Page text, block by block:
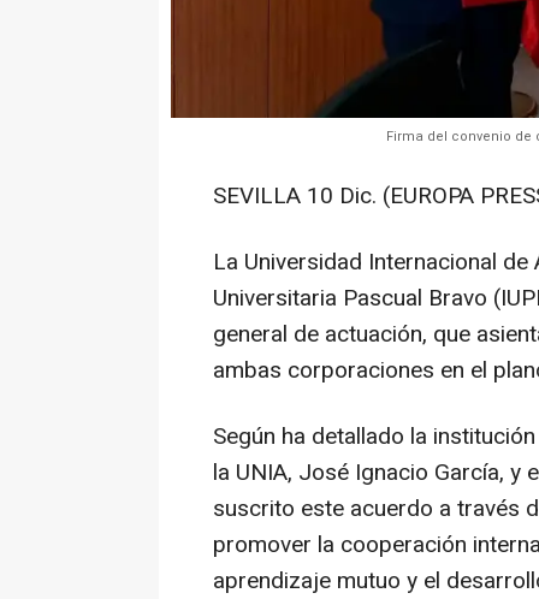
Firma del convenio de
SEVILLA 10 Dic. (EUROPA
La Universidad Internacional
Universitaria Pascual Bravo
general de actuación, que
ambas corporaciones en el
Según ha detallado la
la UNIA, José Ignacio García, y
suscrito este acuerdo a través
promover la cooperación
aprendizaje mutuo y el